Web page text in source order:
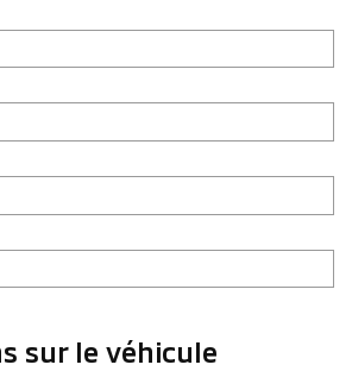
sur le véhicule